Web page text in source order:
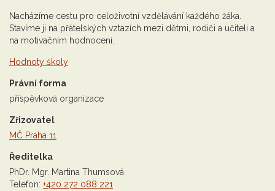
Nacházíme cestu pro celoživotní vzdělávání každého žáka.
Stavíme ji na přátelských vztazích mezi dětmi, rodiči a učiteli a
na motivačním hodnocení.
Hodnoty školy
Právní forma
příspěvková organizace
Zřizovatel
MČ Praha 11
Ředitelka
PhDr. Mgr. Martina Thumsová
Telefon: +420 272 088 221